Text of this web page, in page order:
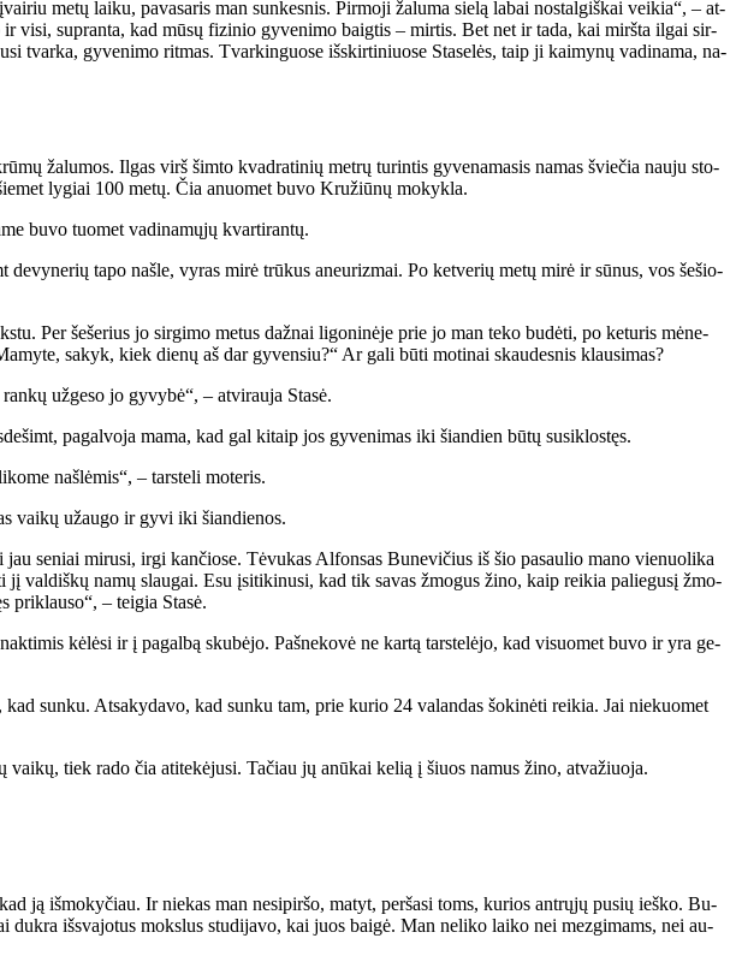
me­tų lai­ku, pa­va­sa­ris man sun­kes­nis. Pir­mo­ji ža­lu­ma sie­lą la­bai nos­tal­giš­kai vei­kia“, – at­
vi­si, su­pran­ta, kad mū­sų fi­zi­nio gy­ve­ni­mo baig­tis – mir­tis. Bet net ir ta­da, kai mirš­ta il­gai sir­
tvar­ka, gy­ve­ni­mo rit­mas. Tvar­kin­guo­se iš­skir­ti­niuo­se Sta­se­lės, taip ji kai­my­nų va­di­na­ma, na­
ža­lu­mos. Il­gas virš šim­to kvad­ra­ti­nių met­rų tu­rin­tis gy­ve­na­ma­sis na­mas švie­čia nau­ju sto­
ly­giai 100 me­tų. Čia anuo­met bu­vo Kru­žiū­nų mo­kyk­la.
bu­vo tuo­met va­di­na­mų­jų kvar­ti­ran­tų.
ta­po naš­le, vy­ras mi­rė trū­kus aneu­riz­mai. Po ket­ve­rių me­tų mi­rė ir sū­nus, vos še­šio­
Per še­še­rius jo sir­gi­mo me­tus daž­nai li­go­ni­nė­je prie jo man te­ko bu­dė­ti, po ke­tu­ris mė­ne­
sa­kyk, kiek die­nų aš dar gy­ven­siu?“ Ar ga­li bū­ti mo­ti­nai skau­des­nis klau­si­mas?
už­ge­so jo gy­vy­bė“, – at­vi­rau­ja Sta­sė.
pa­gal­vo­ja ma­ma, kad gal ki­taip jos gy­ve­ni­mas iki šian­dien bū­tų su­si­klos­tęs.
naš­lė­mis“, – tars­te­li mo­te­ris.
vai­kų už­au­go ir gy­vi iki šian­die­nos.
se­niai mi­ru­si, ir­gi kan­čio­se. Tė­vu­kas Al­fon­sas Bu­ne­vi­čius iš šio pa­sau­lio ma­no vie­nuo­li­ka
val­diš­kų na­mų slau­gai. Esu įsi­ti­ki­nu­si, kad tik sa­vas žmo­gus ži­no, kaip rei­kia pa­lie­gu­sį žmo­
pri­klau­so“, – tei­gia Sta­sė.
kė­lė­si ir į pa­gal­bą sku­bė­jo. Pa­šne­ko­vė ne kar­tą tars­te­lė­jo, kad vi­suo­met bu­vo ir yra ge­
sun­ku. At­sa­ky­da­vo, kad sun­ku tam, prie ku­rio 24 va­lan­das šo­ki­nė­ti rei­kia. Jai nie­kuo­met
tiek ra­do čia ati­te­kė­ju­si. Ta­čiau jų anū­kai ke­lią į šiuos na­mus ži­no, at­va­žiuo­ja.
ją iš­mo­ky­čiau. Ir nie­kas man ne­si­pir­šo, ma­tyt, per­ša­si toms, ku­rios ant­rų­jų pu­sių ieš­ko. Bu­
iš­sva­jo­tus moks­lus stu­di­ja­vo, kai juos bai­gė. Man ne­li­ko lai­ko nei mez­gi­mams, nei au­